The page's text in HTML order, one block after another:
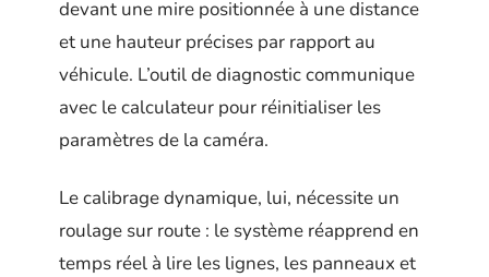
devant une mire positionnée à une distance
et une hauteur précises par rapport au
véhicule. L’outil de diagnostic communique
avec le calculateur pour réinitialiser les
paramètres de la caméra.
Le calibrage dynamique, lui, nécessite un
roulage sur route : le système réapprend en
temps réel à lire les lignes, les panneaux et